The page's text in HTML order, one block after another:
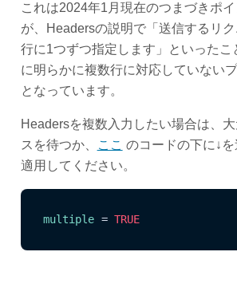
これは2024年1月現在のつまづきポ
が、Headersの説明で「送信するリ
行に1つずつ指定します」といったこ
に明らかに複数行に対応していない
となっています。
Headersを複数入力したい場合は、
スを待つか、
ここ のコードの下に↓
適用してください。
multiple = TRUE